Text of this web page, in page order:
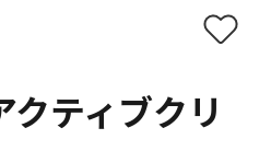
ティブクリ